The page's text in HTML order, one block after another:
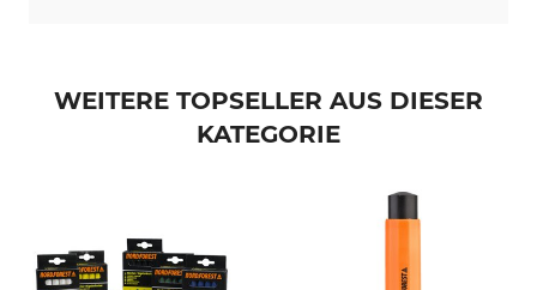
WEITERE TOPSELLER AUS DIESER
KATEGORIE